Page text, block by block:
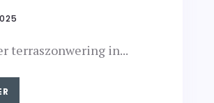
terraszonwering in...